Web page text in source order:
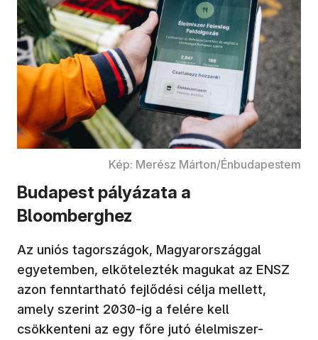
Kép: Merész Márton/Énbudapestem
Budapest pályázata a
Bloomberghez
Az uniós tagországok, Magyarországgal
egyetemben, elkötelezték magukat az ENSZ
azon fenntartható fejlődési célja mellett,
amely szerint 2030-ig a felére kell
csökkenteni az egy főre jutó élelmiszer-